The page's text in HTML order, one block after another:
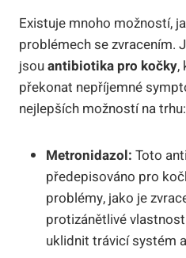
Existuje mnoho možností,
problémech se zvracením.
jsouantibiotika⁤ pro‍ kočky,
‍překonat ⁢nepříjemné
⁢nejlepších možností na​ trhu:
Metronidazol: ‌Toto
předepisováno pro
problémy, jako​ je
protizánětlivé
uklidnit trávicí systém